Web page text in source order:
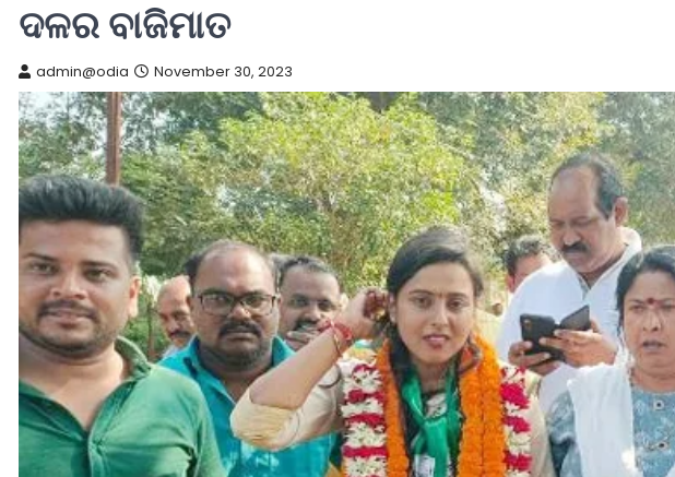
ଦଳର ବାଜିମାତ
admin@odia November 30, 2023